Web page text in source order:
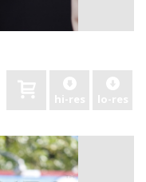
hi-res lo-res